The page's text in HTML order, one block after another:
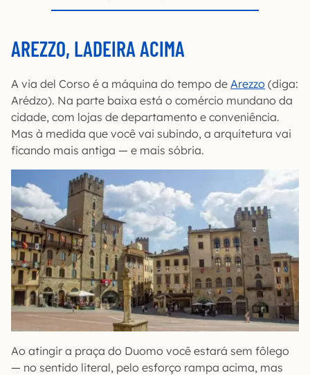
AREZZO, LADEIRA ACIMA
A via del Corso é a máquina do tempo de Arezzo (diga:
Arédzo). Na parte baixa está o comércio mundano da
cidade, com lojas de departamento e conveniência.
Mas à medida que você vai subindo, a arquitetura vai
ficando mais antiga — e mais sóbria.
Ao atingir a praça do Duomo você estará sem fôlego
— no sentido literal, pelo esforço rampa acima, mas